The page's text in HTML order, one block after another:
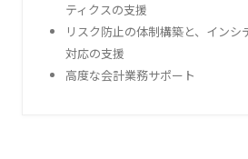
ティクスの支援
リスク防止の体制構築と、インシ
対応の支援
高度な会計業務サポート